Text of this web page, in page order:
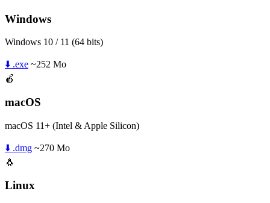
Windows
Windows 10 / 11 (64 bits)
⬇️ .exe ~252 Mo
🍎
macOS
macOS 11+ (Intel & Apple Silicon)
⬇️ .dmg ~270 Mo
🐧
Linux